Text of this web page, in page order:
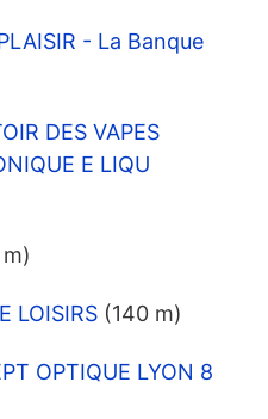
- La Banque
DES VAPES
E LIQU
LOISIRS (140 m)
OPTIQUE LYON 8